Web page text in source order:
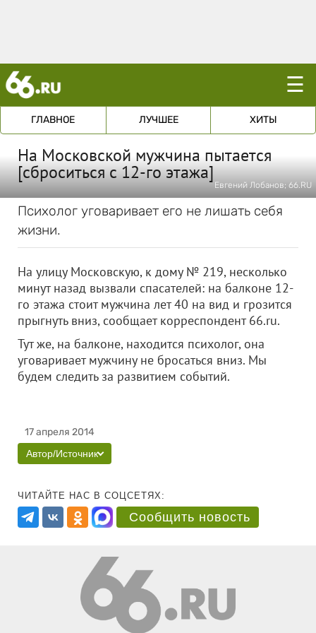
☰
ГЛАВНОЕ ЛУЧШЕЕ ХИТЫ
На Московской мужчина пытается
[сброситься с 12-го этажа]
Евгений Лобанов; 66.RU
Психолог уговаривает его не лишать себя
жизни.
На улицу Московскую, к дому № 219, несколько
минут назад вызвали спасателей: на балконе 12-
го этажа стоит мужчина лет 40 на вид и грозится
прыгнуть вниз, сообщает корреспондент 66.ru.
Тут же, на балконе, находится психолог, она
уговаривает мужчину не бросаться вниз. Мы
будем следить за развитием событий.
17 апреля 2014
Автор/Источник
ЧИТАЙТЕ НАС В СОЦСЕТЯХ:
Сообщить новость